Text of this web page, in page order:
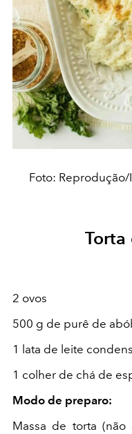
Foto:
Torta
2 ovos
500 g de purê de
1 lata de leite
1 colher de chá de
Modo de preparo:
Massa de torta (não